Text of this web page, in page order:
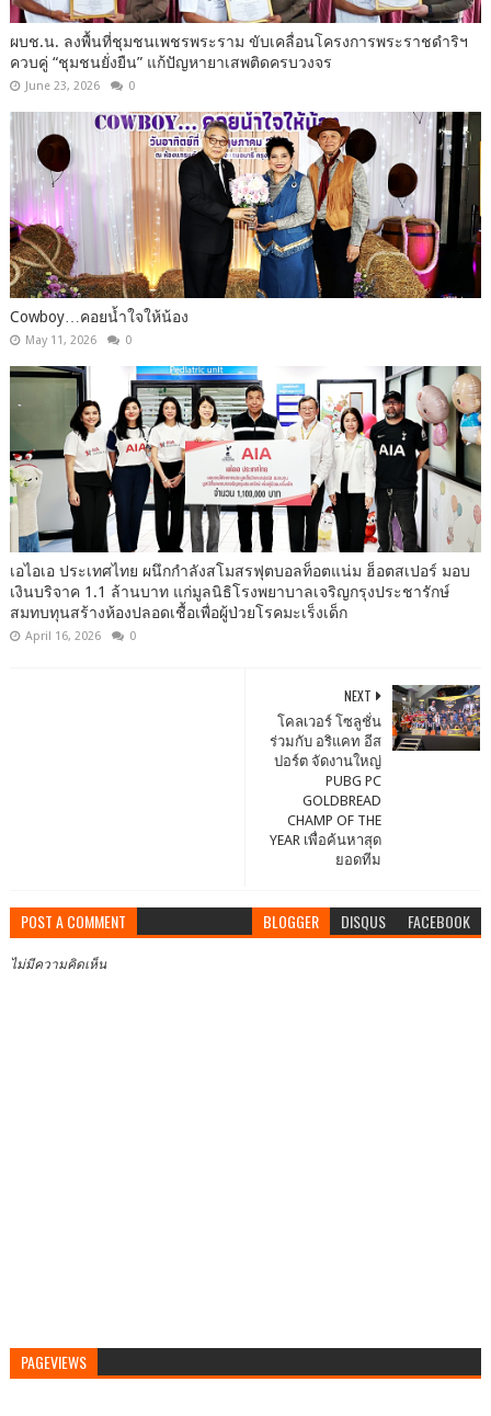
ผบช.น. ลงพื้นที่ชุมชนเพชรพระราม ขับเคลื่อนโครงการพระราชดำริฯ
ควบคู่ “ชุมชนยั่งยืน” แก้ปัญหายาเสพติดครบวงจร
June 23, 2026 0
Cowboy…คอยน้ำใจให้น้อง
May 11, 2026 0
เอไอเอ ประเทศไทย ผนึกกำลังสโมสรฟุตบอลท็อตแน่ม ฮ็อตสเปอร์ มอบ
เงินบริจาค 1.1 ล้านบาท แก่มูลนิธิโรงพยาบาลเจริญกรุงประชารักษ์
สมทบทุนสร้างห้องปลอดเชื้อเพื่อผู้ป่วยโรคมะเร็งเด็ก
April 16, 2026 0
NEXT
โคลเวอร์ โซลูชั่น
ร่วมกับ อริแคท อีส
ปอร์ต จัดงานใหญ่
PUBG PC
GOLDBREAD
CHAMP OF THE
YEAR เพื่อค้นหาสุด
ยอดทีม
POST A COMMENT BLOGGER DISQUS FACEBOOK
ไม่มีความคิดเห็น
PAGEVIEWS